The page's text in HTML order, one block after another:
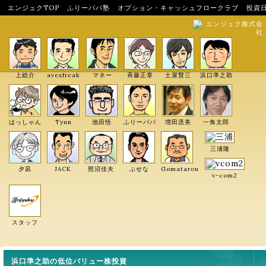
エンジュクTOP ふりーパパ塾 オプション・キャッシュフロークラブ
投資
エンジュク株式会
社
上総介 avexfreak マネー 斉藤正章 土屋賢三 浜口準之助
はっしゃん Tyun 池田悟 ふりーパパ 増田丞美 一角太郎
夕凪 JACK 照沼佳夫 ぶせな Gomatarou
三浦隆
v-com2
スタッフ
浜口準之助の低位バリュー株投資